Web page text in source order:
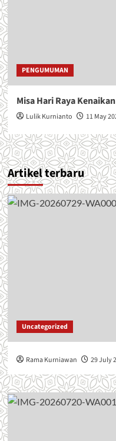
PENGUMUMAN
Misa Hari Raya
Lulik Kurnianto 11 May
Artikel terbaru
Uncategorized
Rama Kurniawan 29 July